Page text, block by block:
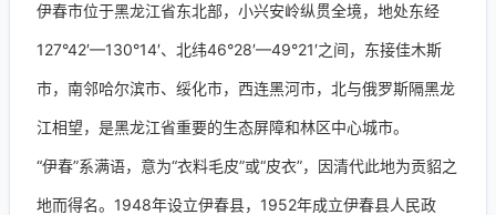
伊春市位于黑龙江省东北部，小兴安岭纵贯全境，地处东经
127°42′—130°14′、北纬46°28′—49°21′之间，东接佳木斯
市，南邻哈尔滨市、绥化市，西连黑河市，北与俄罗斯隔黑龙
江相望，是黑龙江省重要的生态屏障和林区中心城市。
“伊春”系满语，意为“衣料毛皮”或“皮衣”，因清代此地为贡貂之
地而得名。1948年设立伊春县，1952年成立伊春县人民政